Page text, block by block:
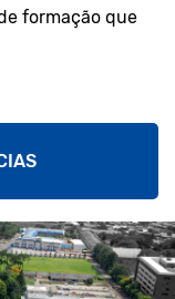
formação que